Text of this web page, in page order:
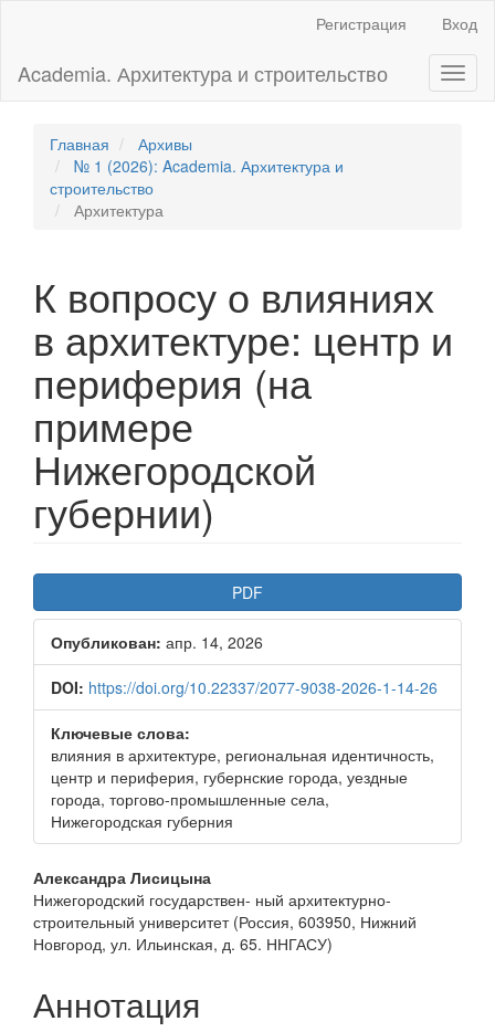
Основное
содержимое
панель
Регистрация Вход
Academia. Архитектура и строительство
Главная
Архивы
№ 1 (2026): Academia. Архитектура и
строительство
Архитектура
К вопросу о влияниях
в архитектуре: центр и
периферия (на
примере
Нижегородской
губернии)
Боковая
панель
статьи
PDF
Опубликован: апр. 14, 2026
DOI: https://doi.org/10.22337/2077-9038-2026-1-14-26
Ключевые слова:
влияния в архитектуре, региональная идентичность,
центр и периферия, губернские города, уездные
города, торгово-промышленные села,
Нижегородская губерния
Основное
содержимое
статьи
Александра Лисицына
Нижегородский государствен- ный архитектурно-
строительный университет (Россия, 603950, Нижний
Новгород, ул. Ильинская, д. 65. ННГАСУ)
Аннотация